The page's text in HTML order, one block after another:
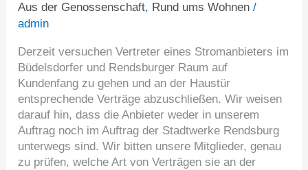
Aus der Genossenschaft, Rund ums Wohnen /
admin
Derzeit versuchen Vertreter eines Stromanbieters im
Büdelsdorfer und Rendsburger Raum auf
Kundenfang zu gehen und an der Haustür
entsprechende Verträge abzuschließen. Wir weisen
darauf hin, dass die Anbieter weder in unserem
Auftrag noch im Auftrag der Stadtwerke Rendsburg
unterwegs sind. Wir bitten unsere Mitglieder, genau
zu prüfen, welche Art von Verträgen sie an der